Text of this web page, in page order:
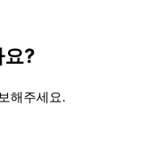
요?
해주세요.